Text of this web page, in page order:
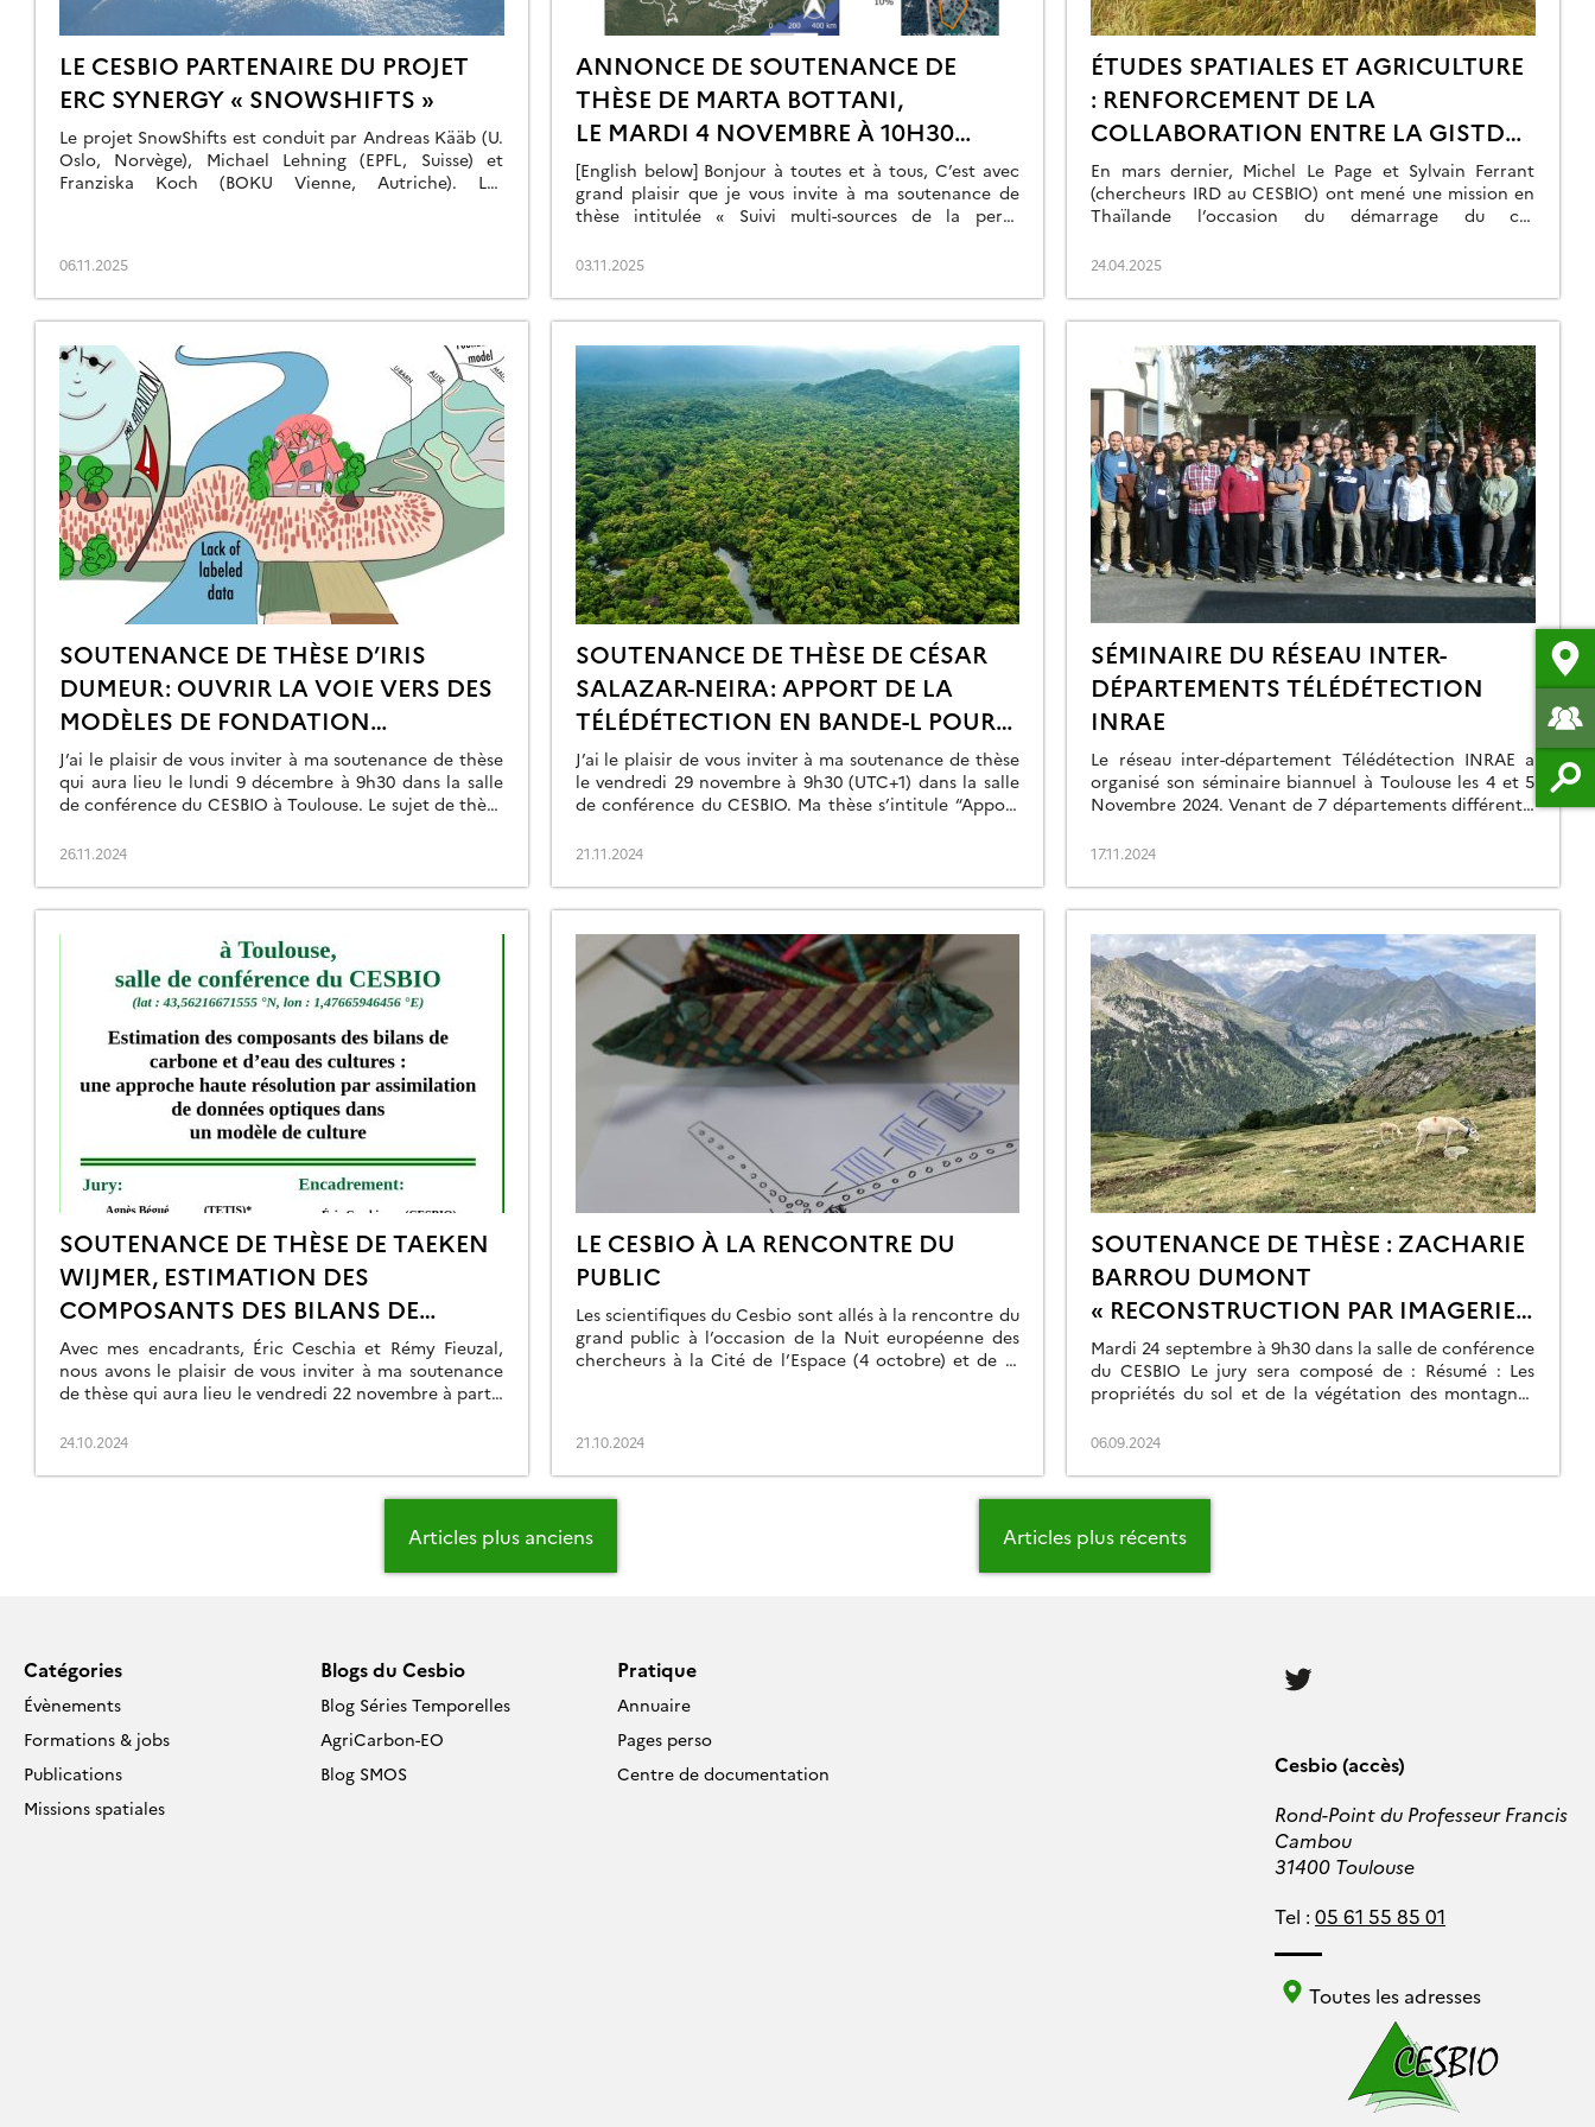
LE CESBIO PARTENAIRE DU PROJET
ERC SYNERGY « SNOWSHIFTS »
Le projet SnowShifts est conduit par Andreas Kääb (U.
Oslo, Norvège), Michael Lehning (EPFL, Suisse) et
Franziska Koch (BOKU Vienne, Autriche). Les
en Suisse, et le CESBIO […]
06.11.2025
ANNONCE DE SOUTENANCE DE
THÈSE DE MARTA BOTTANI,
LE MARDI 4 NOVEMBRE À 10H30
DANS LA SALLE DES CONFÉRENCES
DU CESBIO
[English below] Bonjour à toutes et à tous, C’est avec
grand plaisir que je vous invite à ma soutenance de
thèse intitulée « Suivi multi-sources de la perte
SAR et multispectrales ». La présentation se fera en
10h30 dans la salle des […]
03.11.2025
ÉTUDES SPATIALES ET AGRICULTURE
: RENFORCEMENT DE LA
COLLABORATION ENTRE LA GISTDA
ET L’IRD
En mars dernier, Michel Le Page et Sylvain Ferrant
(chercheurs IRD au CESBIO) ont mené une mission en
Thaïlande l’occasion du démarrage du co-
de la GISTDA sur l’utilisation des données spatiales
cannes à sucre. […]
24.04.2025
SOUTENANCE DE THÈSE D’IRIS
DUMEUR: OUVRIR LA VOIE VERS DES
MODÈLES DE FONDATION
EXPLOITANT LES SÉRIES
TEMPORELLES D’IMAGES SATELLITES
POUR LE SUIVI DES SURFACES
CONTINENTALES
J’ai le plaisir de vous inviter à ma soutenance de thèse
qui aura lieu le lundi 9 décembre à 9h30 dans la salle
de conférence du CESBIO à Toulouse. Le sujet de thèse
fondation exploitant les séries temporelles d’images
26.11.2024
SOUTENANCE DE THÈSE DE CÉSAR
SALAZAR-NEIRA: APPORT DE LA
TÉLÉDÉTECTION EN BANDE-L POUR
L’ÉTUDE DE L’ÉTAT HYDRIQUE DE LA
VÉGÉTATION ET LE SUIVI DE LA
BIOMASSE. – VENDREDI 29 NOV. –
J’ai le plaisir de vous inviter à ma soutenance de thèse
le vendredi 29 novembre à 9h30 (UTC+1) dans la salle
de conférence du CESBIO. Ma thèse s’intitule “Apport
hydrique de la végétation et le suivi de la biomasse”.
21.11.2024
SÉMINAIRE DU RÉSEAU INTER-
DÉPARTEMENTS TÉLÉDÉTECTION
INRAE
Le réseau inter-département Télédétection INRAE a
organisé son séminaire biannuel à Toulouse les 4 et 5
Novembre 2024. Venant de 7 départements différents,
jour, après un point sur les activités du réseau, des
spatiales TRISHNA et SWOT ainsi que des applications
[…]
17.11.2024
SOUTENANCE DE THÈSE DE TAEKEN
WIJMER, ESTIMATION DES
COMPOSANTS DES BILANS DE
CARBONE ET D’EAU DES CULTURES:
UNE APPROCHE HAUTE RÉSOLUTION
PAR ASSIMILATION DE DONNÉES
OPTIQUES DANS UN MODÈLE DE
CULTURE
Avec mes encadrants, Éric Ceschia et Rémy Fieuzal,
nous avons le plaisir de vous inviter à ma soutenance
de thèse qui aura lieu le vendredi 22 novembre à partir
avenue Edouard Belin, 31400 Toulouse). La modalité de
accessible […]
24.10.2024
LE CESBIO À LA RENCONTRE DU
PUBLIC
Les scientifiques du Cesbio sont allés à la rencontre du
grand public à l’occasion de la Nuit européenne des
chercheurs à la Cité de l’Espace (4 octobre) et de la
écouter un […]
21.10.2024
SOUTENANCE DE THÈSE : ZACHARIE
BARROU DUMONT
« RECONSTRUCTION PAR IMAGERIE
SATELLITE DE LA SURFACE ENNEIGÉE
DES ALPES ET DES PYRÉNÉES AU
COURS DES 38 DERNIÈRES ANNÉES
(1986-2023) »
Mardi 24 septembre à 9h30 dans la salle de conférence
du CESBIO Le jury sera composé de : Résumé : Les
propriétés du sol et de la végétation des montagnes
l’enneigement. Par conséquent, les données sur la
de longues périodes sont […]
06.09.2024
Articles plus anciens Articles plus récents
Catégories
Évènements
Formations & jobs
Publications
Missions spatiales
Blogs du Cesbio
Blog Séries Temporelles
AgriCarbon-EO
Blog SMOS
Pratique
Annuaire
Pages perso
Centre de documentation
Cesbio (accès)
Rond-Point du Professeur Francis
Cambou
31400 Toulouse
Tel : 05 61 55 85 01
Toutes les adresses